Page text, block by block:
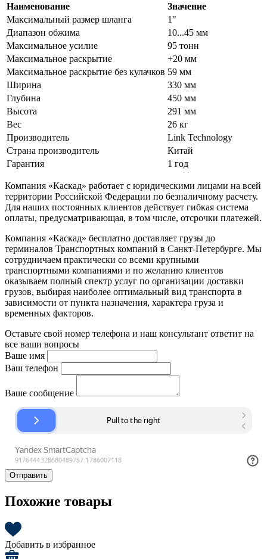
Наименование
Значение
Максимальный размер шланга
1"
Диапазон обжима
10...45 мм
Максимальное усилие
95 тонн
Максимальное раскрытие
+20 мм
Максимальное раскрытие без кулачков 59 мм
Ширина
330 мм
Глубина
450 мм
Высота
291 мм
Вес
26 кг
Производитель
Link Technology
Страна производитель
Китай
Гарантия
1 год
Компания «Каскад» работает с юридическими лицами на всей
территории Российской Федерации по безналичному расчету.
Для наших постоянных клиентов действует гибкая система
оплаты, предусматривающая, в том числе, отсрочки платежей.
Компания «Каскад» бесплатно доставляет грузы до
терминалов Транспортных компаний в Санкт-Петербурге. Мы
сотрудничаем практически со всеми крупными
транспортными компаниями и по желанию клиентов
оказываем полный спектр услуг по организации доставки
грузов, выбирая наиболее оптимальный вид транспорта в
зависимости от пункта назначения, характера груза и
временных факторов.
Оставьте свой номер телефона и наш консультант ответит на
все ваши вопросы
Ваше имя
Ваш телефон
Ваше сообщение
Отправить
Похожие товары
Добавить в избранное